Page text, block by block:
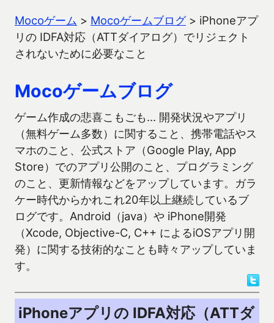
Mocoゲーム > Mocoゲームブログ> iPhoneアプ
リの IDFA対応（ATTダイアログ）でリジェクト
されないために必要なこと
Mocoゲームブログ
ゲーム作成の悲喜こもごも… 開発状況やアプリ
（無料ゲーム多数）に関すること、携帯電話やス
マホのこと、公式ストア（Google Play, App
Store）でのアプリ公開のこと、プログラミング
のこと、更新情報などをアップしています。ガラ
ケー時代からかれこれ20年以上継続しているブ
ログです。Android（java）や iPhone開発
（Xcode, Objective-C, C++ によるiOSアプリ開
発）に関する技術的なことも時々アップしていま
す。
iPhoneアプリの IDFA対応（ATTダ